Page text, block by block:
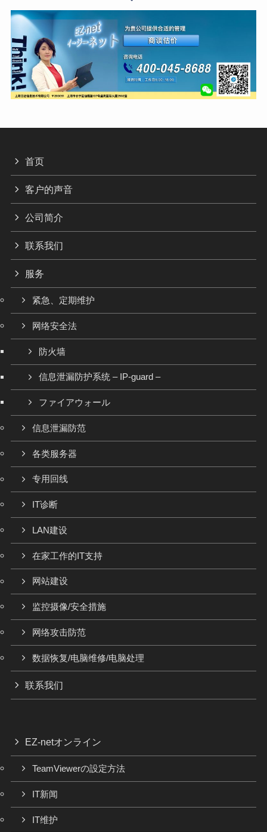
首页
客户的声音
公司简介
联系我们
服务
紧急、定期维护
网络安全法
防火墙
信息泄漏防护系统 – IP-guard –
ファイアウォール
信息泄漏防范
各类服务器
专用回线
IT诊断
LAN建设
在家工作的IT支持
网站建设
监控摄像/安全措施
网络攻击防范
数据恢复/电脑维修/电脑处理
联系我们
EZ-netオンライン
TeamViewerの設定方法
IT新闻
IT维护